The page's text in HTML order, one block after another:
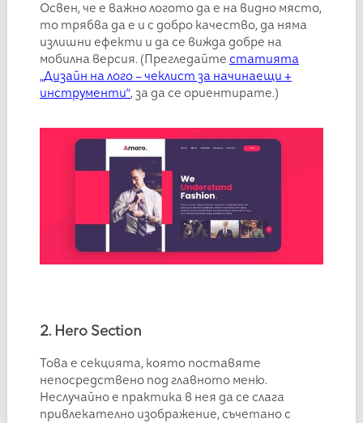
Освен, че е важно логото да е на видно място,
то трябва да е и с добро качество, да няма
излишни ефекти и да се вижда добре на
мобилна версия. (Прегледайте статията
„Дизайн на лого – чеклист за начинаещи +
инструменти“, за да се ориентирате.)
2. Hero Section
Това е секцията, която поставяте
непосредствено под главното меню.
Неслучайно е практика в нея да се слага
привлекателно изображение, съчетано с